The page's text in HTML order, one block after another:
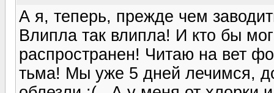
А я, теперь, прежде чем
Влипла так влипла! И кто бы
распространен! Читаю на вет
тьма! Мы уже 5 дней лечимся,